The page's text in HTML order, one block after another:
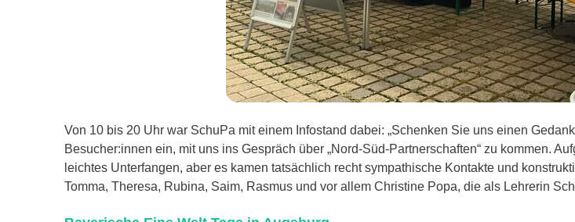
Von 10 bis 20 Uhr war SchuPa mit einem Infostand dabei: „Schenken Sie uns einen
Besucher:innen ein, mit uns ins Gespräch über „Nord-Süd-Partnerschaften“ zu kommen.
leichtes Unterfangen, aber es kamen tatsächlich recht sympathische Kontakte und
Tomma, Theresa, Rubina, Saim, Rasmus und vor allem Christine Popa, die als Lehrerin